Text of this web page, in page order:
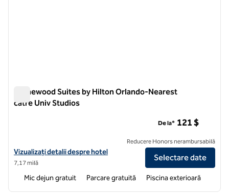
Homewood Suites by Hilton Orlando-Nearest
către Univ Studios
Vizualizați detaliile hotelului pentru Homewood Suites by Hilton
Vizualizați detalii despre hotel
7,17 milă
De la* 121 $
Reducere Honors nerambursabilă
Selectare date
Mic dejun gratuit Parcare gratuită Piscina exterioară